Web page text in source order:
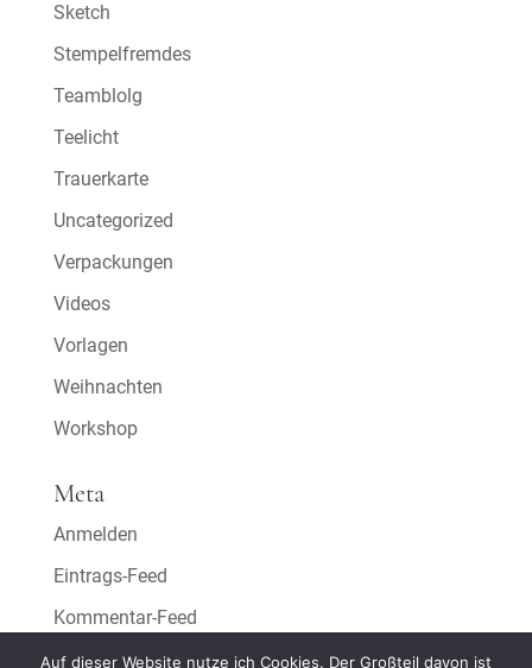
Sketch
Stempelfremdes
Teamblolg
Teelicht
Trauerkarte
Uncategorized
Verpackungen
Videos
Vorlagen
Weihnachten
Workshop
Meta
Anmelden
Eintrags-Feed
Kommentar-Feed
WordPress.org
Auf dieser Website nutze ich Cookies. Der Großteil davon ist